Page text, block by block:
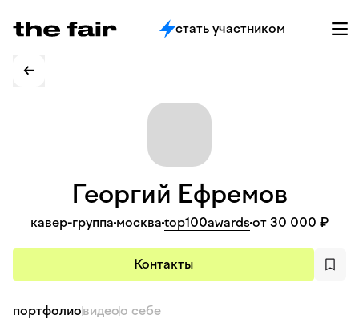
стать участником
Георгий Ефремов
кавер-группа москва top100awardsот 30 000 ₽
Контакты
портфолиовидеоо себе